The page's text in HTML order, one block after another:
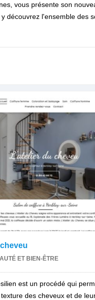
vous présente son
découvrez l'ensemble des
ET BIEN-ÊTRE
est un procédé qui
des cheveux et de